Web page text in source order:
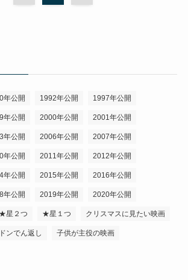
年公開 1992年公開 1997年公開
年公開 2000年公開 2001年公開
年公開 2006年公開 2007年公開
年公開 2011年公開 2012年公開
年公開 2015年公開 2016年公開
年公開 2019年公開 2020年公開
星２つ ★星１つ クリスマスに見たい映画
ンでん返し 子供が主役の映画